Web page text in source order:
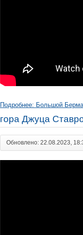
Подробнее: Большой
гора Джуца
Обновлено: 22.08.2023,